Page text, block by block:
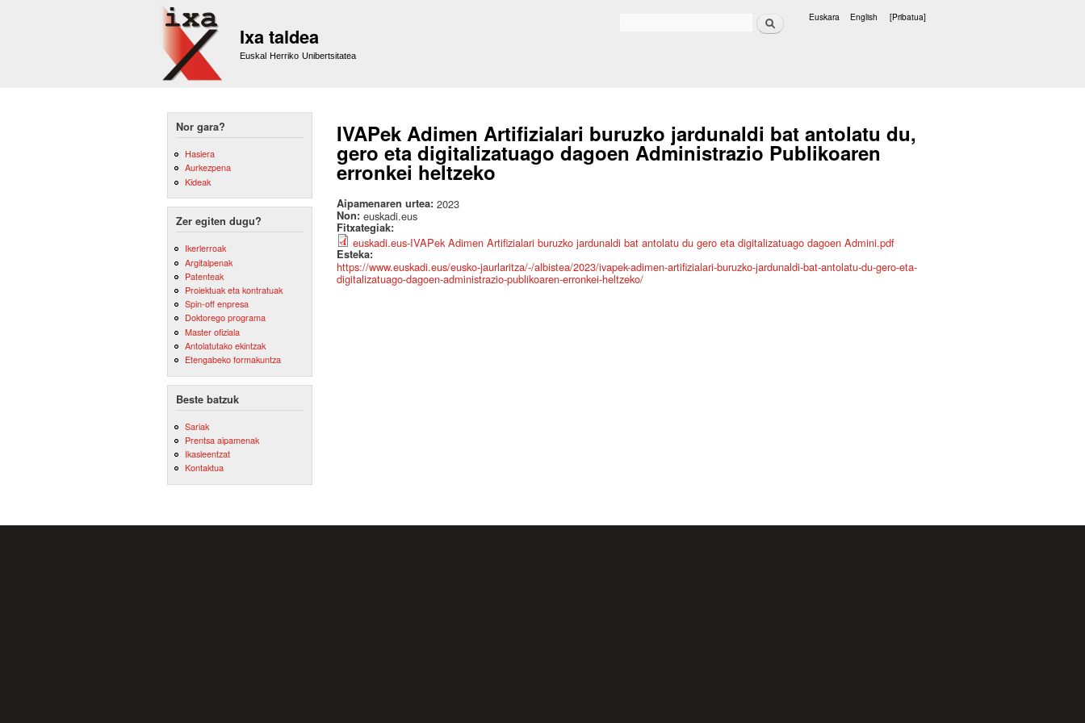
Ixa taldea
Euskal Herriko Unibertsitatea
Bilatu Euskara English [Pribatua]
Nor gara?
Hasiera
Aurkezpena
Kideak
Zer egiten dugu?
Ikerlerroak
Argitalpenak
Patenteak
Proiektuak eta kontratuak
Spin-off enpresa
Doktorego programa
Master ofiziala
Antolatutako ekintzak
Etengabeko formakuntza
Beste batzuk
Sariak
Prentsa aipamenak
Ikasleentzat
Kontaktua
IVAPek Adimen Artifizialari buruzko jardunaldi bat antolatu du,
gero eta digitalizatuago dagoen Administrazio Publikoaren
erronkei heltzeko
Aipamenaren urtea: 2023
Non: euskadi.eus
Fitxategiak:
euskadi.eus-IVAPek Adimen Artifizialari buruzko jardunaldi bat antolatu du gero eta digitalizatuago dagoen Admini.pdf
Esteka:
https://www.euskadi.eus/eusko-jaurlaritza/-/albistea/2023/ivapek-adimen-artifizialari-buruzko-jardunaldi-bat-antolatu-du-gero-eta-
digitalizatuago-dagoen-administrazio-publikoaren-erronkei-heltzeko/